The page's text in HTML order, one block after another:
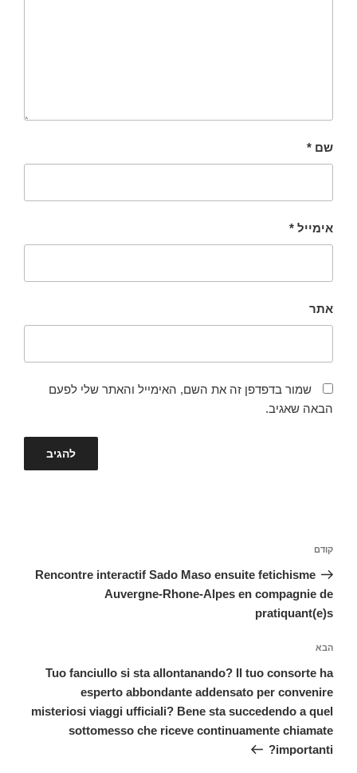
שם *
אימייל *
אתר
שמור בדפדפן זה את השם, האימייל והאתר שלי לפעם
הבאה שאגיב.
הפוסט
הקודם
קודם
Rencontre interactif Sado Maso ensuite fetichisme
Auvergne-Rhone-Alpes en compagnie de
pratiquant(e)s
הפוסט
הבא
הבא
Tuo fanciullo si sta allontanando? Il tuo consorte ha
esperto abbondante addensato per convenire
misteriosi viaggi ufficiali? Bene sta succedendo a quel
sottomesso che riceve continuamente chiamate
importanti?